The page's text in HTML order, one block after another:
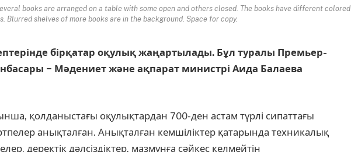
books are arranged on a table with some open and others closed. The books have different colored
Blurred shelves of more books are in the background. Space for copy.
бірқатар оқулық жаңартылады. Бұл туралы Премьер-
− Мәдениет және ақпарат министрі Аида Балаева
қолданыстағы оқулықтардан 700-ден астам түрлі сипаттағы
анықталған. Анықталған кемшіліктер қатарында техникалық
деректік дәлсіздіктер, мазмұнға сәйкес келмейтін